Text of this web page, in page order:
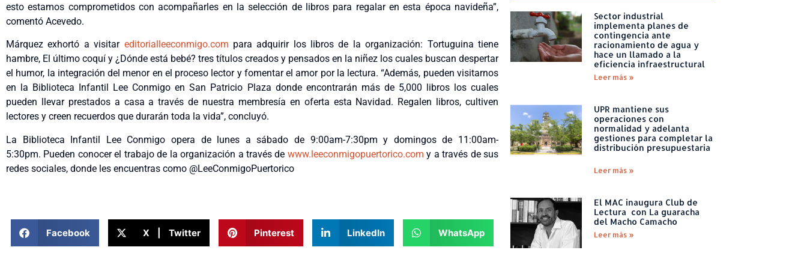
esto estamos comprometidos con acompañarles en la selección de libros para regalar en esta época navideña”,
comentó Acevedo.
Márquez exhortó a visitar editorialleeconmigo.com para adquirir los libros de la organización: Tortuguina tiene
hambre, El último coquí y ¿Dónde está bebé? tres títulos creados y pensados en la niñez los cuales buscan despertar
el humor, la integración del menor en el proceso lector y fomentar el amor por la lectura. “Además, pueden visitarnos
en la Biblioteca Infantil Lee Conmigo en San Patricio Plaza donde encontrarán más de 5,000 libros los cuales
pueden llevar prestados a casa a través de nuestra membresía en oferta esta Navidad. Regalen libros, cultiven
lectores y creen recuerdos que durarán toda la vida”, concluyó.
La Biblioteca Infantil Lee Conmigo opera de lunes a sábado de 9:00am-7:30pm y domingos de 11:00am-
5:30pm. Pueden conocer el trabajo de la organización a través de www.leeconmigopuertorico.com y a través de sus
redes sociales, donde les encuentras como @LeeConmigoPuertorico
Facebook X | Twitter Pinterest LinkedIn WhatsApp
Sector industrial
implementa planes de
contingencia ante
racionamiento de agua y
hace un llamado a la
eficiencia infraestructural
Leer más »
UPR mantiene sus
operaciones con
normalidad y adelanta
gestiones para completar la
distribución presupuestaria
Leer más »
El MAC inaugura Club de
Lectura con La guaracha
del Macho Camacho
Leer más »